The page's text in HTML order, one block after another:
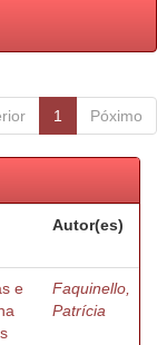
1 Póximo
Autor(es)
e
Faquinello,
Patrícia